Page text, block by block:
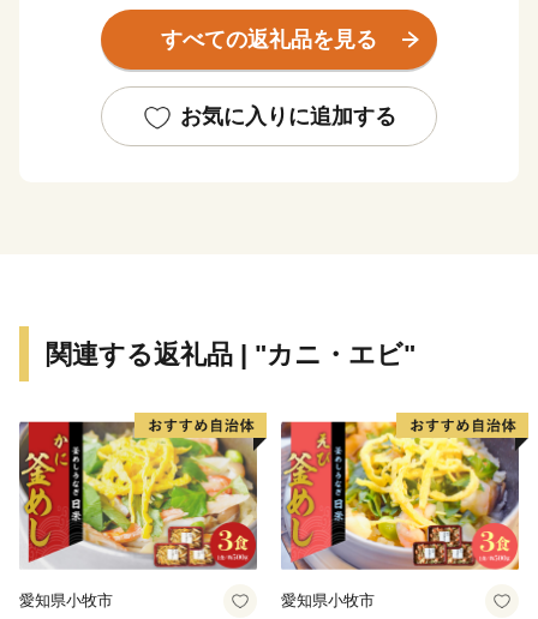
また、江戸時代には、瀬戸内屈指の商都として発展し繁
は、国の重要伝統的建造物群保存地区に選定され、往時
の面影をしのばせる心安らぐ佇まいがあります。幕末・
創造を目指し、市民との協働のまちづくりに取り組んで
皆様の応援をよろしくお願いします。
すべての返礼品を見る
お気に入りに追加する
関連する返礼品 | "カニ・エビ"
愛知県小牧市 愛知県小牧市